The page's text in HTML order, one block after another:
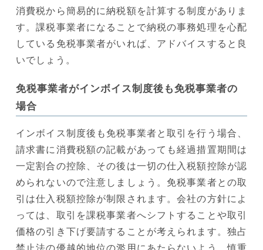
消費税から簡易的に納税額を計算する制度がありま
す。課税事業者になることで納税の事務処理を心配
している免税事業者がいれば、アドバイスすると良
いでしょう。
免税事業者がインボイス制度後も免税事業者の
場合
インボイス制度後も免税事業者と取引を行う場合、
請求書に消費税額の記載があっても経過措置期間は
一定割合の控除、その後は一切の仕入税額控除が認
められないので注意しましょう。免税事業者との取
引は仕入税額控除が制限されます。会社の方針によ
っては、取引を課税事業者へシフトすることや取引
価格の引き下げ要請することが考えられます。独占
禁止法の優越的地位の濫用にあたらないよう、慎重